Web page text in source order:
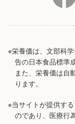
※栄養価は、文部科
告の日本食品標準
また、栄養価は自
ります。
※当サイトが提供す
のであり、医療行